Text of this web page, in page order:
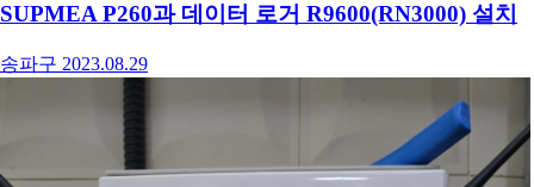
SUPMEA P260과 데이터 로거 R9600(RN3000) 설치
송파구 2023.08.29